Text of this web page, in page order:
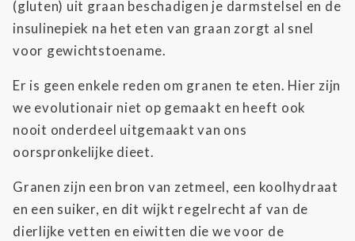
(gluten) uit graan beschadigen je darmstelsel en de
insulinepiek na het eten van graan zorgt al snel
voor gewichtstoename.
Er is geen enkele reden om granen te eten. Hier zijn
we evolutionair niet op gemaakt en heeft ook
nooit onderdeel uitgemaakt van ons
oorspronkelijke dieet.
Granen zijn een bron van zetmeel, een koolhydraat
en een suiker, en dit wijkt regelrecht af van de
dierlijke vetten en eiwitten die we voor de